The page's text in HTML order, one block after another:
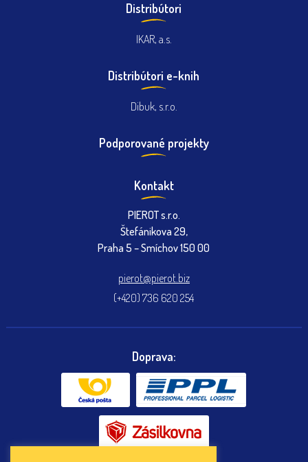
Distribútori
IKAR, a.s.
Distribútori e-knih
Dibuk, s.r.o.
Podporované projekty
Kontakt
PIEROT s.r.o.
Štefánikova 29,
Praha 5 – Smíchov 150 00
pierot@pierot.biz
(+420) 736 620 254
Doprava: